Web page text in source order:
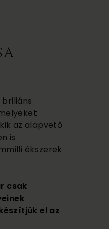
az alapvető
is
ékszerek
csak
el az